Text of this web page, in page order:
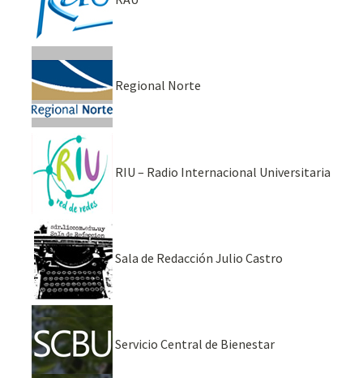
Regional Norte
RIU – Radio Internacional Universitaria
Sala de Redacción Julio Castro
Servicio Central de Bienestar